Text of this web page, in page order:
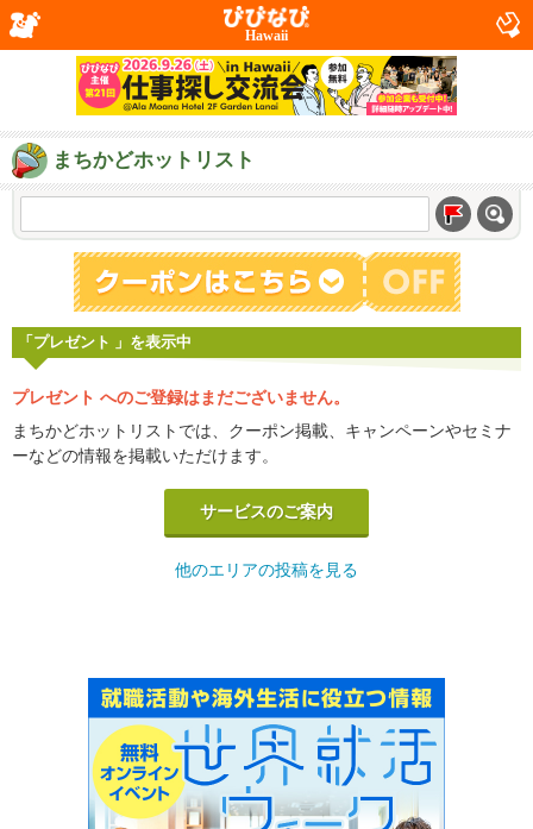
Hawaii
まちかどホットリスト
「プレゼント 」を表示中
プレゼント へのご登録はまだございません。
まちかどホットリストでは、クーポン掲載、キャンペーンやセミナ
ーなどの情報を掲載いただけます。
サービスのご案内
他のエリアの投稿を見る